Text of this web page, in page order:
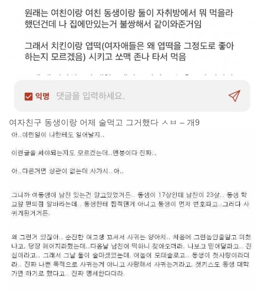
여자친구 동생이랑 어제 술먹고 그거했다 ㅅㅂ – 개9